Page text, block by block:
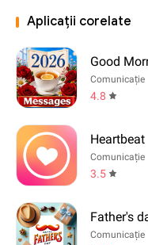
Aplicații corelate
Comunicație
4.8
Heartbeat
Comunicație
3.5
Father's
Comunicație